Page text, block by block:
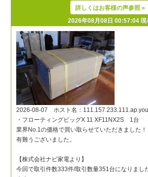
詳しくはお客様の声参照 »
2026年08月08日 00:57:04 現